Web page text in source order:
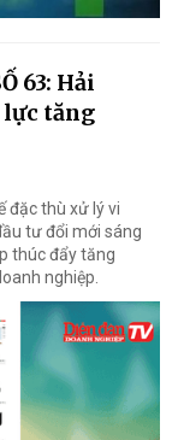
63: Hải
tăng
đặc thù xử lý vi
tư đổi mới sáng
thúc đẩy tăng
nghiệp.